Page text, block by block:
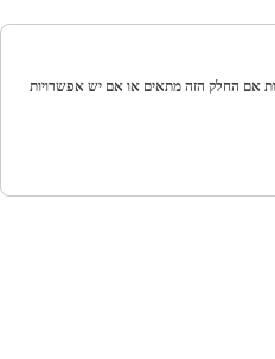
החלק הזה מתאים או אם יש אפשרויות